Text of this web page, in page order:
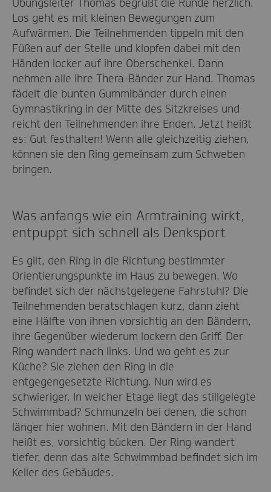
Übungsleiter Thomas begrüßt die Runde herzlich.
Los geht es mit kleinen Bewegungen zum
Aufwärmen. Die Teilnehmenden tippeln mit den
Füßen auf der Stelle und klopfen dabei mit den
Händen locker auf ihre Oberschenkel. Dann
nehmen alle ihre Thera-Bänder zur Hand. Thomas
fädelt die bunten Gummibänder durch einen
Gymnastikring in der Mitte des Sitzkreises und
reicht den Teilnehmenden ihre Enden. Jetzt heißt
es: Gut festhalten! Wenn alle gleichzeitig ziehen,
können sie den Ring gemeinsam zum Schweben
bringen.
Was anfangs wie ein Armtraining wirkt,
entpuppt sich schnell als Denksport
Es gilt, den Ring in die Richtung bestimmter
Orientierungspunkte im Haus zu bewegen. Wo
befindet sich der nächstgelegene Fahrstuhl? Die
Teilnehmenden beratschlagen kurz, dann zieht
eine Hälfte von ihnen vorsichtig an den Bändern,
ihre Gegenüber wiederum lockern den Griff. Der
Ring wandert nach links. Und wo geht es zur
Küche? Sie ziehen den Ring in die
entgegengesetzte Richtung. Nun wird es
schwieriger. In welcher Etage liegt das stillgelegte
Schwimmbad? Schmunzeln bei denen, die schon
länger hier wohnen. Mit den Bändern in der Hand
heißt es, vorsichtig bücken. Der Ring wandert
tiefer, denn das alte Schwimmbad befindet sich im
Keller des Gebäudes.